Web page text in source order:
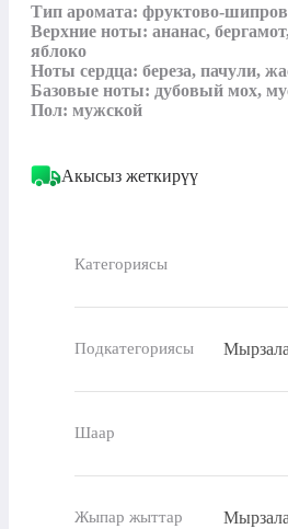
Тип аромата:
Верхние ноты: ананас,
яблоко
Ноты сердца: береза, пачули,
Базовые ноты: дубовый мох,
Пол: мужской
Акысыз жеткирүү
Категориясы
Подкатегориясы
Шаар
Жыпар жыттар